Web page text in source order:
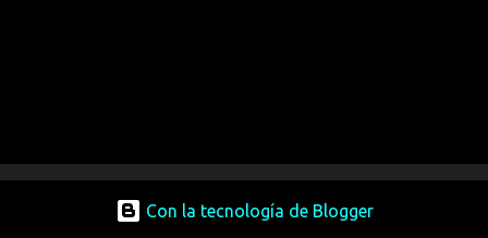
Con la tecnología de Blogger